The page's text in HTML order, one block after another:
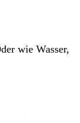
wie Wasser,